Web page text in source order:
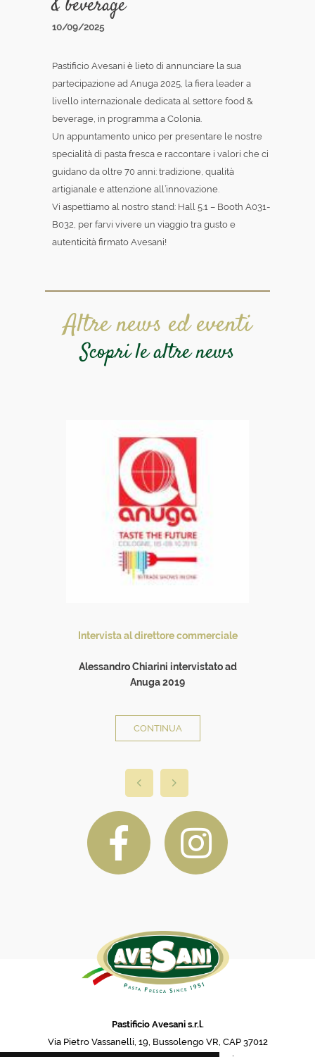
& beverage
10/09/2025
Pastificio Avesani è lieto di annunciare la sua
partecipazione ad Anuga 2025, la fiera leader a
livello internazionale dedicata al settore food &
beverage, in programma a Colonia.
Un appuntamento unico per presentare le nostre
specialità di pasta fresca e raccontare i valori che ci
guidano da oltre 70 anni: tradizione, qualità
artigianale e attenzione all’innovazione.
Vi aspettiamo al nostro stand: Hall 5.1 – Booth A031-
B032, per farvi vivere un viaggio tra gusto e
autenticità firmato Avesani!
Altre news ed eventi
Scopri le altre news
Intervista al direttore commerciale
Alessandro Chiarini intervistato ad
Anuga 2019
CONTINUA
Pastificio Avesani s.r.l.
Via Pietro Vassanelli, 19, Bussolengo VR, CAP 37012